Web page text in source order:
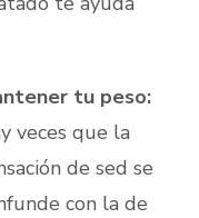
tu peso:
veces que la
de sed se
con la de